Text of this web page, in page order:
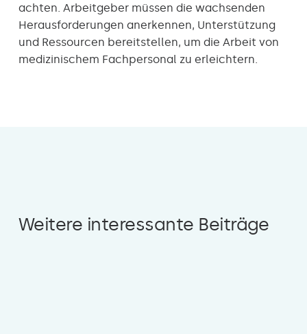
achten. Arbeitgeber müssen die wachsenden
Herausforderungen anerkennen, Unterstützung
und Ressourcen bereitstellen, um die Arbeit von
medizinischem Fachpersonal zu erleichtern.
Weitere interessante Beiträge